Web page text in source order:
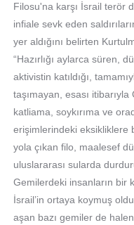
Filosu'na karşı İsrail terör
infiale sevk eden
yer aldığını belirten
“Hazırlığı aylarca süren,
aktivistin katıldığı,
taşımayan, esası itibarıyla
katliama, soykırıma ve
erişimlerindeki eksikliklere
yola çıkan filo, maalesef
uluslararası sularda
Gemilerdeki insanların bir
İsrail’in ortaya koymuş
aşan bazı gemiler de